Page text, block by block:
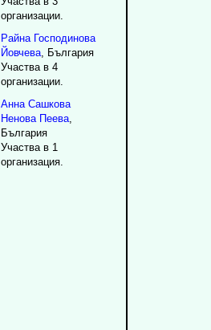
организации.
Райна Господинова
Йовчева, България
Участва в 4
организации.
Анна Сашкова
Ненова Пеева,
България
Участва в 1
организация.